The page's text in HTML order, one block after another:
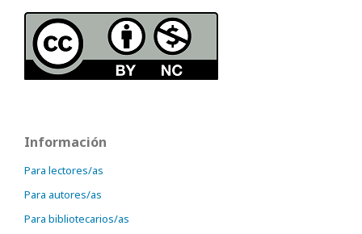
Información
Para lectores/as
Para autores/as
Para bibliotecarios/as